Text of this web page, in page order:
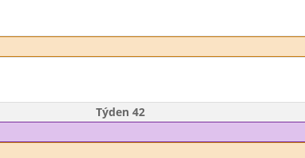
Týden 42